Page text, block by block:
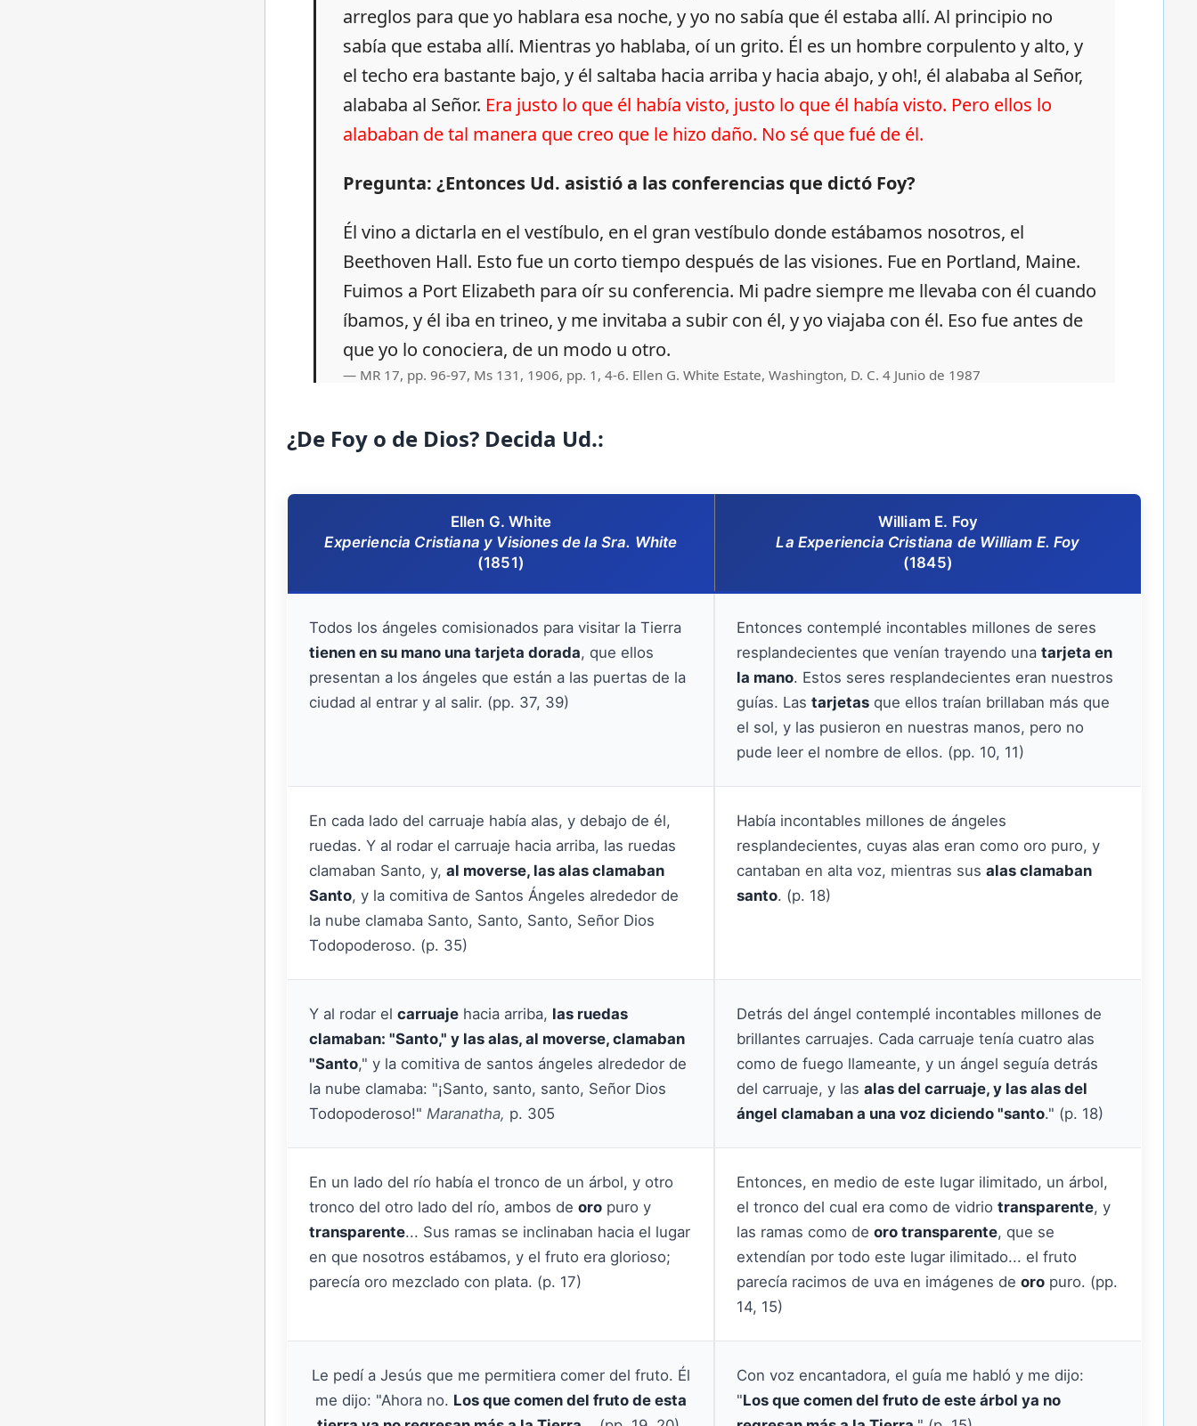
arreglos para que yo hablara esa noche, y yo no sabía que él estaba allí. Al principio no
sabía que estaba allí. Mientras yo hablaba, oí un grito. Él es un hombre corpulento y alto, y
el techo era bastante bajo, y él saltaba hacia arriba y hacia abajo, y oh!, él alababa al Señor,
alababa al Señor. Era justo lo que él había visto, justo lo que él había visto. Pero ellos lo
alababan de tal manera que creo que le hizo daño. No sé que fué de él.
Pregunta: ¿Entonces Ud. asistió a las conferencias que dictó Foy?
Él vino a dictarla en el vestíbulo, en el gran vestíbulo donde estábamos nosotros, el
Beethoven Hall. Esto fue un corto tiempo después de las visiones. Fue en Portland, Maine.
Fuimos a Port Elizabeth para oír su conferencia. Mi padre siempre me llevaba con él cuando
íbamos, y él iba en trineo, y me invitaba a subir con él, y yo viajaba con él. Eso fue antes de
que yo lo conociera, de un modo u otro.
MR 17, pp. 96-97, Ms 131, 1906, pp. 1, 4-6. Ellen G. White Estate, Washington, D. C. 4 Junio de 1987
¿De Foy o de Dios? Decida Ud.:
Ellen G. White
Experiencia Cristiana y Visiones de la Sra. White
(1851)
William E. Foy
La Experiencia Cristiana de William E. Foy
(1845)
Todos los ángeles comisionados para visitar la Tierra
tienen en su mano una tarjeta dorada, que ellos
presentan a los ángeles que están a las puertas de la
ciudad al entrar y al salir. (pp. 37, 39)
Entonces contemplé incontables millones de seres
resplandecientes que venían trayendo una tarjeta en
la mano. Estos seres resplandecientes eran nuestros
guías. Las tarjetas que ellos traían brillaban más que
el sol, y las pusieron en nuestras manos, pero no
pude leer el nombre de ellos. (pp. 10, 11)
En cada lado del carruaje había alas, y debajo de él,
ruedas. Y al rodar el carruaje hacia arriba, las ruedas
clamaban Santo, y, al moverse, las alas clamaban
Santo, y la comitiva de Santos Ángeles alrededor de
la nube clamaba Santo, Santo, Santo, Señor Dios
Todopoderoso. (p. 35)
Había incontables millones de ángeles
resplandecientes, cuyas alas eran como oro puro, y
cantaban en alta voz, mientras sus alas clamaban
santo. (p. 18)
Y al rodar el carruaje hacia arriba, las ruedas
clamaban: "Santo," y las alas, al moverse, clamaban
"Santo," y la comitiva de santos ángeles alrededor de
la nube clamaba: "¡Santo, santo, santo, Señor Dios
Todopoderoso!" Maranatha, p. 305
Detrás del ángel contemplé incontables millones de
brillantes carruajes. Cada carruaje tenía cuatro alas
como de fuego llameante, y un ángel seguía detrás
del carruaje, y las alas del carruaje, y las alas del
ángel clamaban a una voz diciendo "santo." (p. 18)
En un lado del río había el tronco de un árbol, y otro
tronco del otro lado del río, ambos de oro puro y
transparente... Sus ramas se inclinaban hacia el lugar
en que nosotros estábamos, y el fruto era glorioso;
parecía oro mezclado con plata. (p. 17)
Entonces, en medio de este lugar ilimitado, un árbol,
el tronco del cual era como de vidrio transparente, y
las ramas como de oro transparente, que se
extendían por todo este lugar ilimitado... el fruto
parecía racimos de uva en imágenes de oro puro. (pp.
14, 15)
Le pedí a Jesús que me permitiera comer del fruto. Él
me dijo: "Ahora no. Los que comen del fruto de esta
Con voz encantadora, el guía me habló y me dijo:
"Los que comen del fruto de este árbol ya no